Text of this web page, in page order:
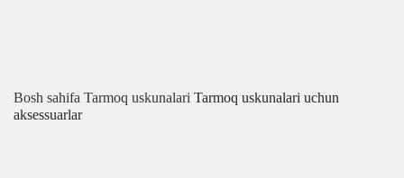
Bosh sahifa Tarmoq uskunalari Tarmoq uskunalari uchun
aksessuarlar